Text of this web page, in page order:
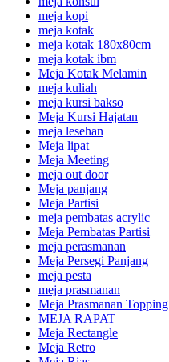
meja kopi
meja kotak
meja kotak 180x80cm
meja kotak ibm
Meja Kotak Melamin
meja kuliah
meja kursi bakso
Meja Kursi Hajatan
meja lesehan
Meja lipat
Meja Meeting
meja out door
Meja panjang
Meja Partisi
meja pembatas acrylic
Meja Pembatas Partisi
meja perasmanan
Meja Persegi Panjang
meja pesta
meja prasmanan
Meja Prasmanan Topping
MEJA RAPAT
Meja Rectangle
Meja Retro